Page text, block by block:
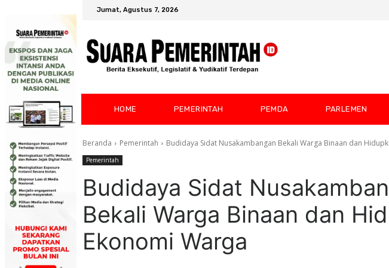
Jumat, Agustus 7, 2026
HOME PEMERINTAH PEMDA PARLEMEN
Beranda Pemerintah Budidaya Sidat Nusakambangan Bekali Warga Binaan dan
Pemerintah
Budidaya Sidat
Bekali Warga Binaan dan
Ekonomi Warga